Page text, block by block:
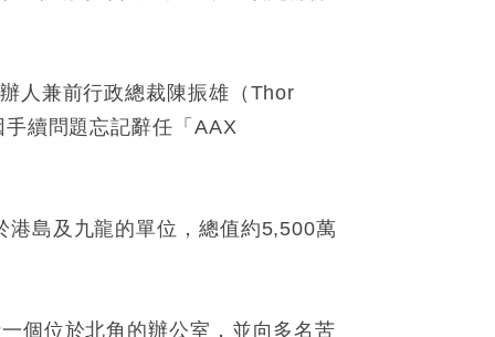
人兼前行政總裁陳振雄（Thor
續問題忘記辭任「AAX
港島及九龍的單位，總值約5,500萬
個位於北角的辦公室，並向多名苦